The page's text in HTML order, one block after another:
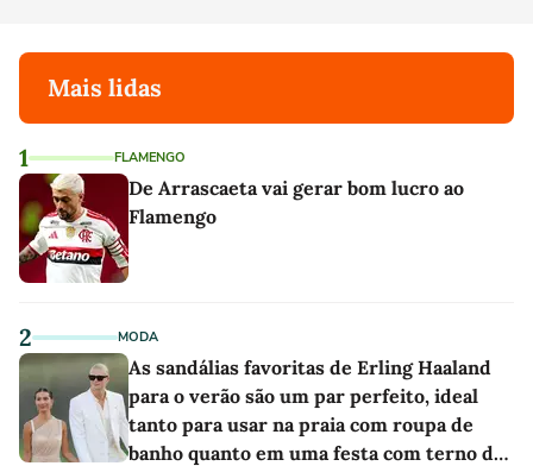
Mais lidas
1 FLAMENGO
De Arrascaeta vai gerar bom lucro ao
Flamengo
2 MODA
As sandálias favoritas de Erling Haaland
para o verão são um par perfeito, ideal
tanto para usar na praia com roupa de
banho quanto em uma festa com terno de